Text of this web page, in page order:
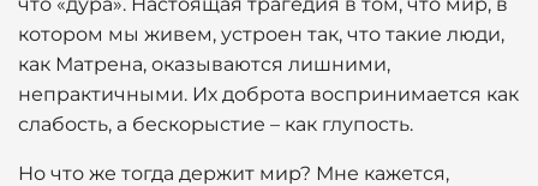
котором мы живем, устроен так, что такие люди,
как Матрена, оказываются лишними,
непрактичными. Их доброта воспринимается как
слабость, а бескорыстие – как глупость.
Но что же тогда держит мир? Мне кажется,